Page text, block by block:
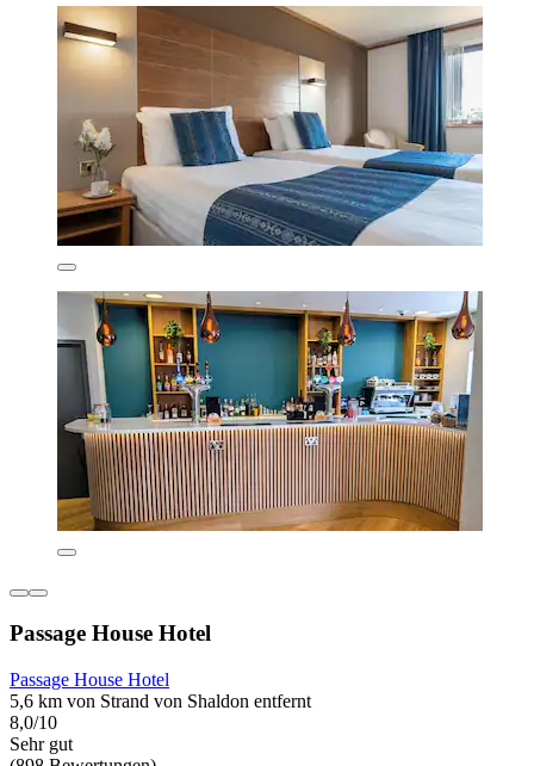
Passage House Hotel
Passage House Hotel
5,6 km von Strand von Shaldon entfernt
8,0/10
Sehr gut